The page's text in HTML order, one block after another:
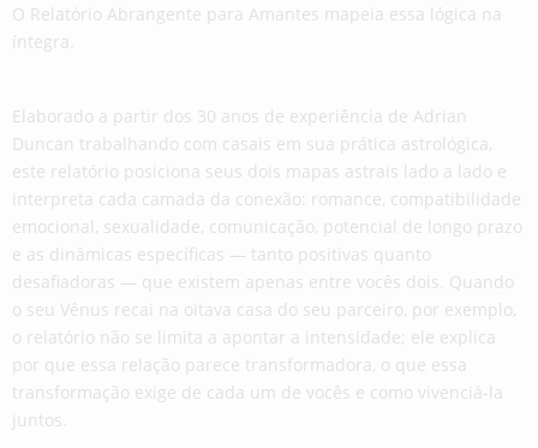
O Relatório Abrangente para Amantes mapeia essa lógica na
íntegra.
Elaborado a partir dos 30 anos de experiência de Adrian
Duncan trabalhando com casais em sua prática astrológica,
este relatório posiciona seus dois mapas astrais lado a lado e
interpreta cada camada da conexão: romance, compatibilidade
emocional, sexualidade, comunicação, potencial de longo prazo
e as dinâmicas específicas — tanto positivas quanto
desafiadoras — que existem apenas entre vocês dois. Quando
o seu Vênus recai na oitava casa do seu parceiro, por exemplo,
o relatório não se limita a apontar a intensidade; ele explica
por que essa relação parece transformadora, o que essa
transformação exige de cada um de vocês e como vivenciá-la
juntos.